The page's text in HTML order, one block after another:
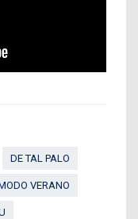
DE TAL PALO
VERANO